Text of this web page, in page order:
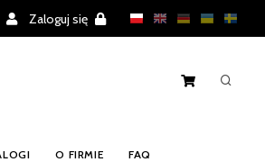
Zaloguj się
O FIRMIE FAQ